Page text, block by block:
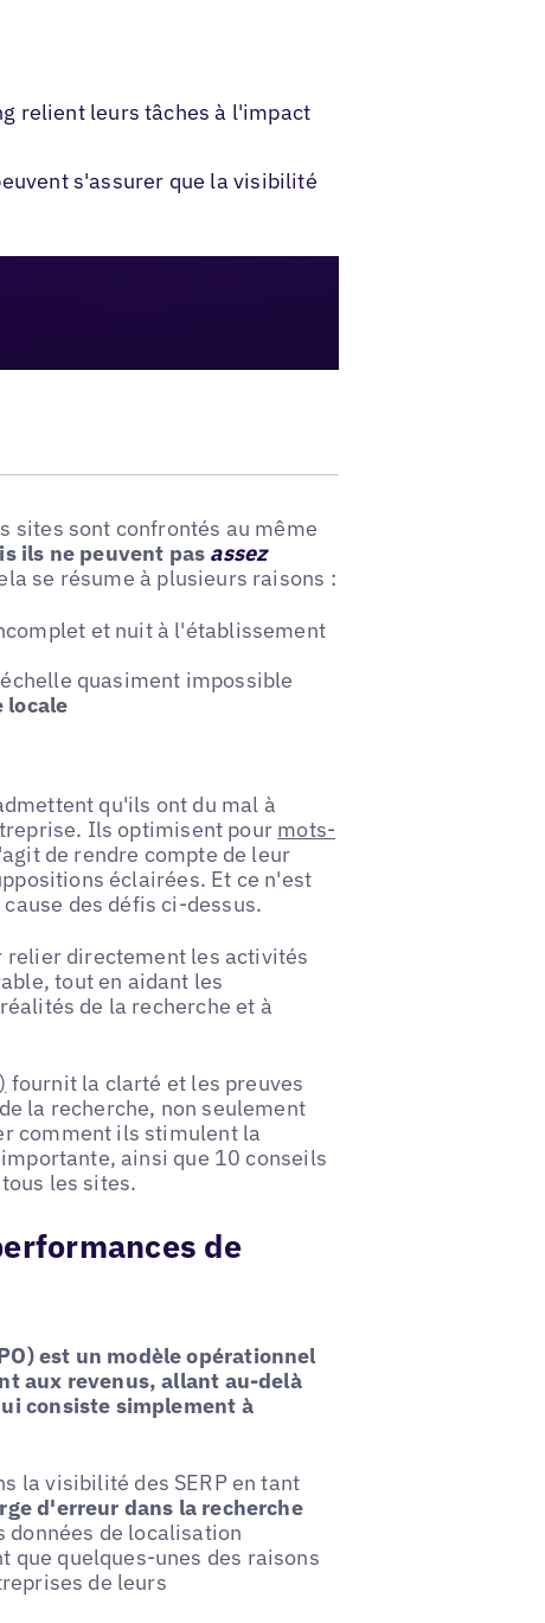
relient leurs tâches à l'impact
s'assurer que la visibilité
sites sont confrontés au même
ils ne peuvent pas assez
se résume à plusieurs raisons :
et nuit à l'établissement
quasiment impossible
locale
qu'ils ont du mal à
Ils optimisent pour mots-
de rendre compte de leur
éclairées. Et ce n'est
des défis ci-dessus.
relier directement les activités
tout en aidant les
de la recherche et à
fournit la clarté et les preuves
la recherche, non seulement
comment ils stimulent la
ainsi que 10 conseils
les sites.
de
est un modèle opérationnel
aux revenus, allant au-delà
consiste simplement à
la visibilité des SERP en tant
d'erreur dans la recherche
données de localisation
que quelques-unes des raisons
de leurs